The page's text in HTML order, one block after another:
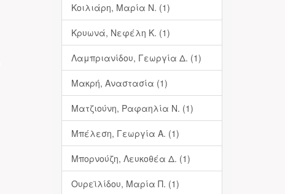
Κοιλιάρη, Μαρία Ν. (1)
Κρυωνά, Νεφέλη Κ. (1)
Λαμπριανίδου, Γεωργία Δ. (1)
Μακρή, Αναστασία (1)
Ματζιούνη, Ραφαηλία Ν. (1)
Μπέλεση, Γεωργία Α. (1)
Μπορνούζη, Λευκοθέα Δ. (1)
Ουρεϊλίδου, Μαρία Π. (1)